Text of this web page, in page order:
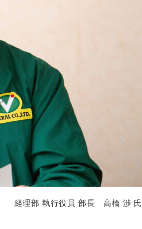
経理部 執行役員 部長 高橋 渉 氏